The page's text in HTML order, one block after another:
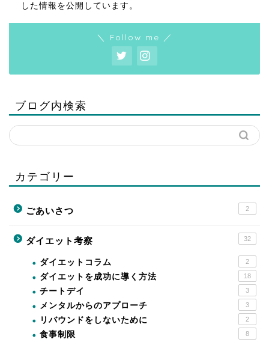
した情報を公開しています。
＼ Follow me ／
ブログ内検索
カテゴリー
ごあいさつ 2
ダイエット考察 32
ダイエットコラム 2
ダイエットを成功に導く方法 18
チートデイ 3
メンタルからのアプローチ 3
リバウンドをしないために 2
食事制限 8